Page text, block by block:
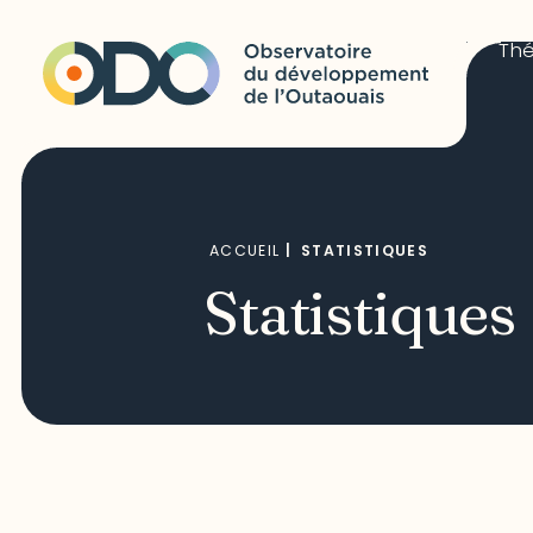
ACCUEIL STATISTIQUES
Statistiques